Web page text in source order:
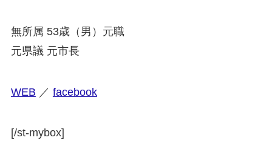
無所属 53歳（男）元職
元県議 元市長
WEB ／ facebook
[/st-mybox]